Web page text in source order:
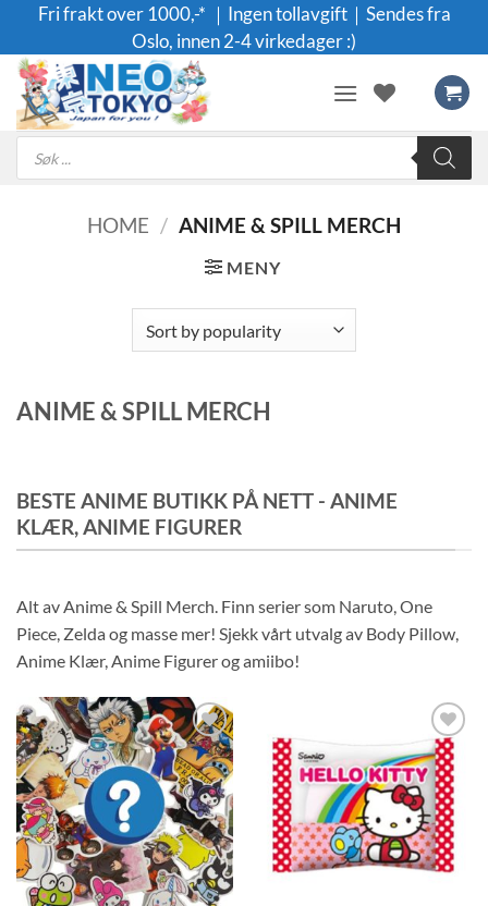
content
Fri frakt over 1000,-* ｜Ingen tollavgift｜Sendes fra
Oslo, innen 2-4 virkedager :)
Products
search
HOME / ANIME & SPILL MERCH
MENY
ANIME & SPILL MERCH
BESTE ANIME BUTIKK PÅ NETT - ANIME
KLÆR, ANIME FIGURER
Alt av Anime & Spill Merch. Finn serier som Naruto, One
Piece, Zelda og masse mer! Sjekk vårt utvalg av Body Pillow,
Anime Klær, Anime Figurer og amiibo!
Legg til i
ønskeliste
Legg til i
ønskeliste